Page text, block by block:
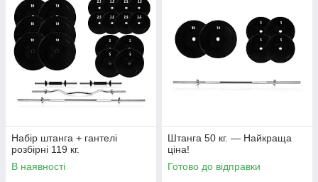
Набір штанга + гантелі
розбірні 119 кг.
В наявності
Штанга 50 кг. — Найкраща
ціна!
Готово до відправки